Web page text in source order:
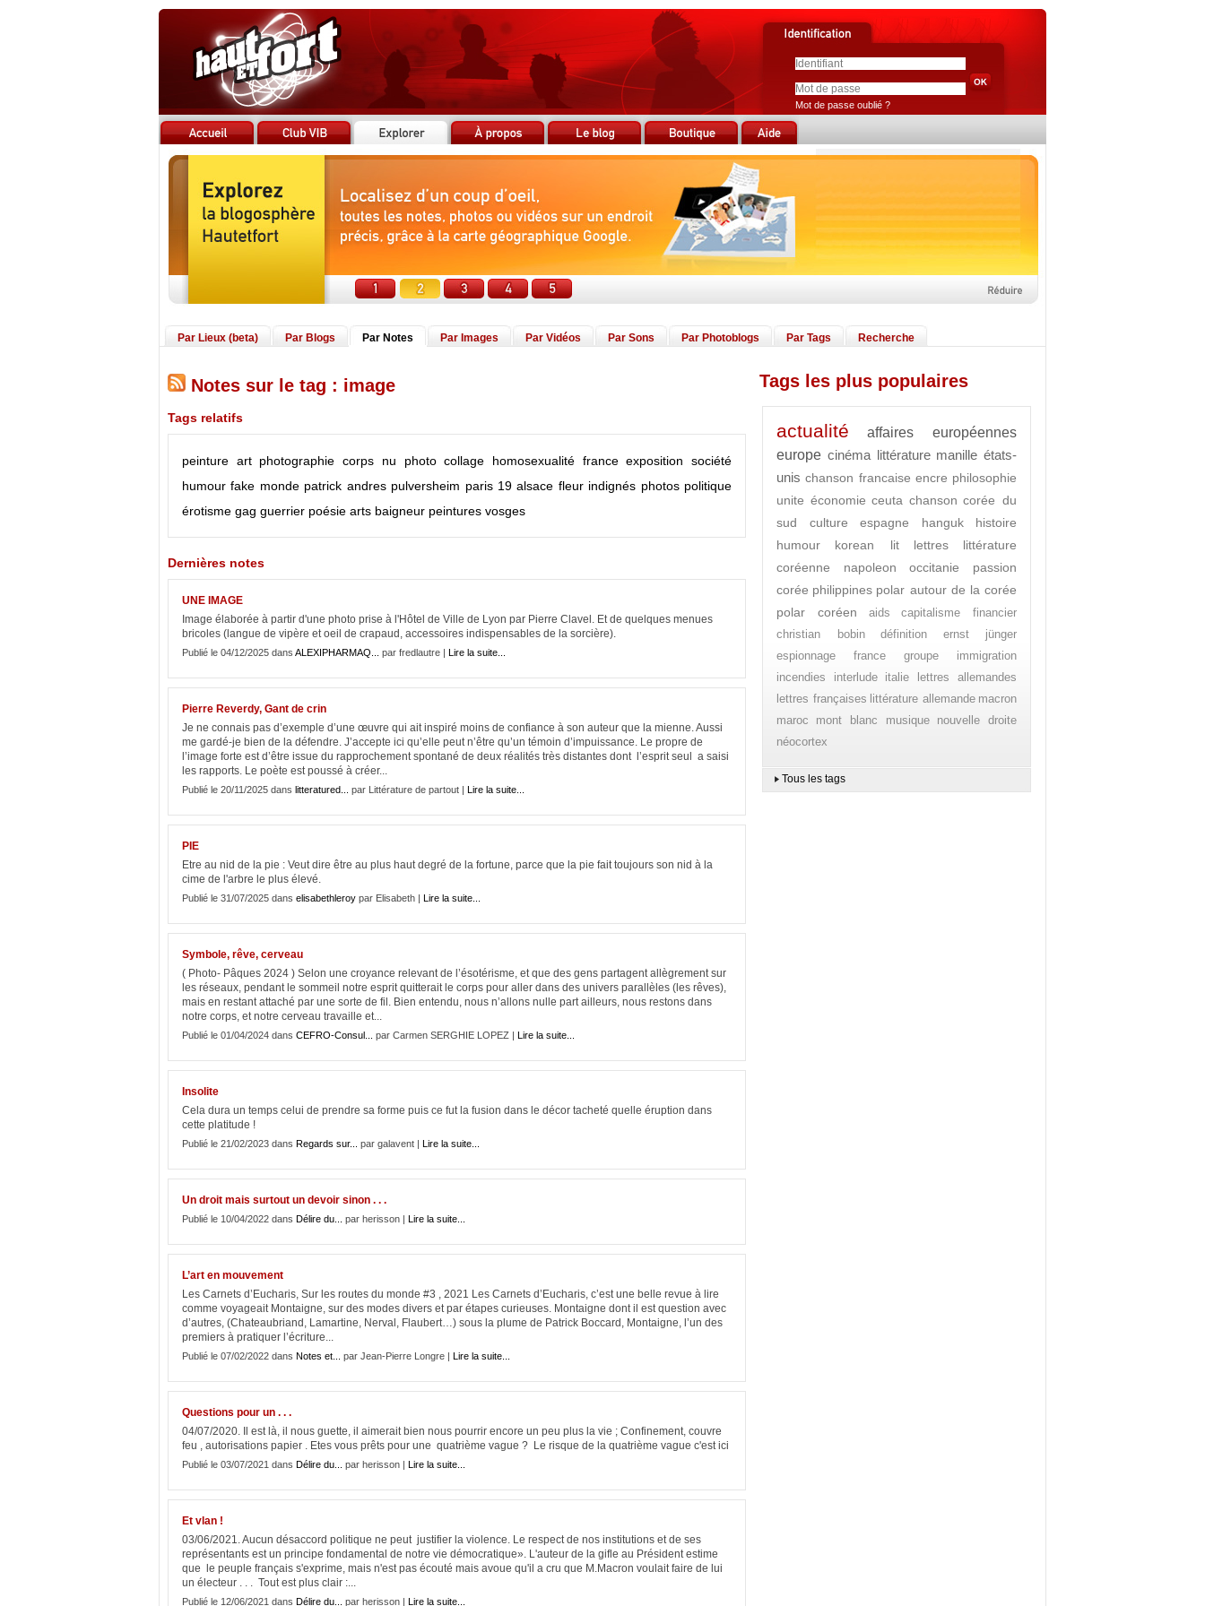
Mot de passe oublié ?
Par Lieux (beta) Par Blogs Par Notes Par Images Par Vidéos Par Sons Par Photoblogs Par Tags Recherche
Notes sur le tag : image
Tags relatifs
peinture art photographie corps nu photo collage homosexualité france exposition
société
humour fake monde patrick andres pulversheim paris 19 alsace fleur indignés photos politique
érotisme gag guerrier poésie arts baigneur peintures vosges
Dernières notes
UNE IMAGE
Image élaborée à partir d'une photo prise à l'Hôtel de Ville de Lyon par Pierre Clavel. Et de quelques menues
bricoles (langue de vipère et oeil de crapaud, accessoires indispensables de la sorcière).
Publié le 04/12/2025 dans ALEXIPHARMAQ... par fredlautre | Lire la suite...
Pierre Reverdy, Gant de crin
Je ne connais pas d’exemple d’une œuvre qui ait inspiré moins de confiance à son auteur que la mienne. Aussi
me gardé-je bien de la défendre. J’accepte ici qu’elle peut n’être qu’un témoin d’impuissance. Le propre de
l’image forte est d’être issue du rapprochement spontané de deux réalités très distantes dont l’esprit seul a saisi
les rapports. Le poète est poussé à créer...
Publié le 20/11/2025 dans litteratured... par Littérature de partout | Lire la suite...
PIE
Etre au nid de la pie : Veut dire être au plus haut degré de la fortune, parce que la pie fait toujours son nid à la
cime de l'arbre le plus élevé.
Publié le 31/07/2025 dans elisabethleroy par Elisabeth | Lire la suite...
Symbole, rêve, cerveau
( Photo- Pâques 2024 ) Selon une croyance relevant de l’ésotérisme, et que des gens partagent allègrement sur
les réseaux, pendant le sommeil notre esprit quitterait le corps pour aller dans des univers parallèles (les rêves),
mais en restant attaché par une sorte de fil. Bien entendu, nous n’allons nulle part ailleurs, nous restons dans
notre corps, et notre cerveau travaille et...
Publié le 01/04/2024 dans CEFRO-Consul... par Carmen SERGHIE LOPEZ | Lire la suite...
Insolite
Cela dura un temps celui de prendre sa forme puis ce fut la fusion dans le décor tacheté quelle éruption dans
cette platitude !
Publié le 21/02/2023 dans Regards sur... par galavent | Lire la suite...
Un droit mais surtout un devoir sinon . . .
Publié le 10/04/2022 dans Délire du... par herisson | Lire la suite...
L’art en mouvement
Les Carnets d’Eucharis, Sur les routes du monde #3 , 2021 Les Carnets d’Eucharis, c’est une belle revue à lire
comme voyageait Montaigne, sur des modes divers et par étapes curieuses. Montaigne dont il est question avec
d’autres, (Chateaubriand, Lamartine, Nerval, Flaubert…) sous la plume de Patrick Boccard, Montaigne, l’un des
premiers à pratiquer l’écriture...
Publié le 07/02/2022 dans Notes et... par Jean-Pierre Longre | Lire la suite...
Questions pour un . . .
04/07/2020. Il est là, il nous guette, il aimerait bien nous pourrir encore un peu plus la vie ; Confinement, couvre
feu , autorisations papier . Etes vous prêts pour une quatrième vague ? Le risque de la quatrième vague c'est ici
Publié le 03/07/2021 dans Délire du... par herisson | Lire la suite...
Et vlan !
03/06/2021. Aucun désaccord politique ne peut justifier la violence. Le respect de nos institutions et de ses
représentants est un principe fondamental de notre vie démocratique». L'auteur de la gifle au Président estime
que le peuple français s'exprime, mais n'est pas écouté mais avoue qu'il a cru que M.Macron voulait faire de lui
un électeur . . . Tout est plus clair :...
Publié le 12/06/2021 dans Délire du... par herisson | Lire la suite...
Tags les plus populaires
actualité
affaires européennes
europe cinéma littérature manille états-
unis chanson francaise encre philosophie
unite économie ceuta chanson corée du
sud
culture espagne hanguk
histoire
humour
korean lit lettres
littérature
coréenne
napoleon occitanie
passion
corée philippines polar autour de la corée
polar coréen
aids
capitalisme financier
christian bobin
définition
ernst jünger
espionnage
france groupe
immigration
incendies
interlude italie
lettres allemandes
lettres françaises littérature allemande macron
maroc
mont blanc musique
nouvelle droite
néocortex
Tous les tags